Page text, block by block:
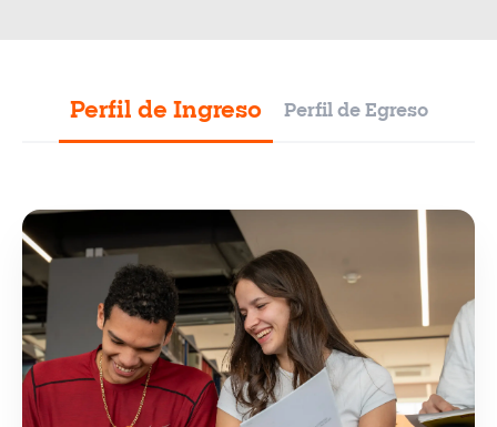
Perfil de Ingreso Perfil de Egreso